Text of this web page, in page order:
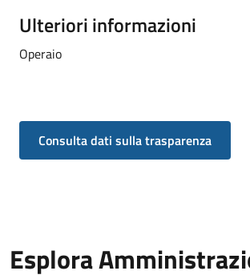
Ulteriori informazioni
Operaio
Consulta dati sulla trasparenza
Esplora